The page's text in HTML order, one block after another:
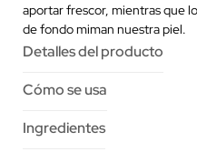
aportar frescor, mientras que
de fondo miman nuestra piel.
Detalles del producto
Cómo se usa
Ingredientes